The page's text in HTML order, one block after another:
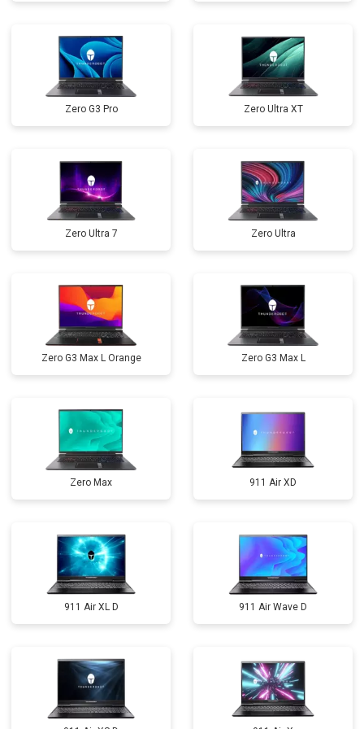
Ремонт петель от 3990 ₽ Заказать
Zero G3 Pro Zero Ultra XT
Zero Ultra 7 Zero Ultra
Zero G3 Max L Orange Zero G3 Max L
Zero Max 911 Air XD
911 Air XL D 911 Air Wave D